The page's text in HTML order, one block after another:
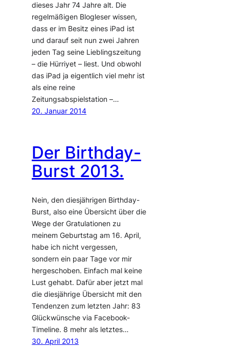
dieses Jahr 74 Jahre alt. Die
regelmäßigen Blogleser wissen,
dass er im Besitz eines iPad ist
und darauf seit nun zwei Jahren
jeden Tag seine Lieblingszeitung
– die Hürriyet – liest. Und obwohl
das iPad ja eigentlich viel mehr ist
als eine reine
Zeitungsabspielstation –…
20. Januar 2014
Der Birthday-
Burst 2013.
Nein, den diesjährigen Birthday-
Burst, also eine Übersicht über die
Wege der Gratulationen zu
meinem Geburtstag am 16. April,
habe ich nicht vergessen,
sondern ein paar Tage vor mir
hergeschoben. Einfach mal keine
Lust gehabt. Dafür aber jetzt mal
die diesjährige Übersicht mit den
Tendenzen zum letzten Jahr: 83
Glückwünsche via Facebook-
Timeline. 8 mehr als letztes…
30. April 2013